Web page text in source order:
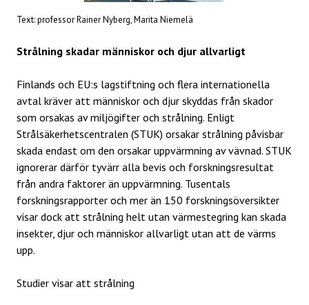
Text: professor Rainer Nyberg, Marita Niemelä
Strålning skadar människor och djur allvarligt
Finlands och EU:s lagstiftning och flera internationella
avtal kräver att människor och djur skyddas från skador
som orsakas av miljögifter och strålning. Enligt
Strålsäkerhetscentralen (STUK) orsakar strålning påvisbar
skada endast om den orsakar uppvärmning av vävnad. STUK
ignorerar därför tyvärr alla bevis och forskningsresultat
från andra faktorer än uppvärmning. Tusentals
forskningsrapporter och mer än 150 forskningsöversikter
visar dock att strålning helt utan värmestegring kan skada
insekter, djur och människor allvarligt utan att de värms
upp.
Studier visar att strålning